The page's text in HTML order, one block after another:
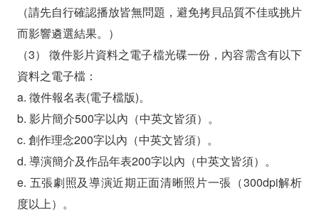
（請先自行確認播放皆無問題，避免拷貝品質不佳或挑片
而影響遴選結果。）
（3） 徵件影片資料之電子檔光碟一份，內容需含有以下
資料之電子檔：
a. 徵件報名表(電子檔版)。
b. 影片簡介500字以內（中英文皆須）。
c. 創作理念200字以內（中英文皆須）。
d. 導演簡介及作品年表200字以內（中英文皆須）。
e. 五張劇照及導演近期正面清晰照片一張（300dpi解析
度以上）。